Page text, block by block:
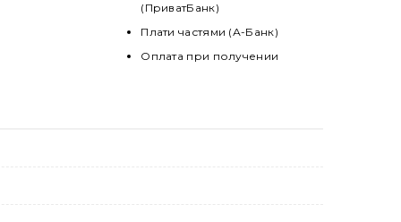
(ПриватБанк)
Плати частями (А-Банк)
Оплата при получении